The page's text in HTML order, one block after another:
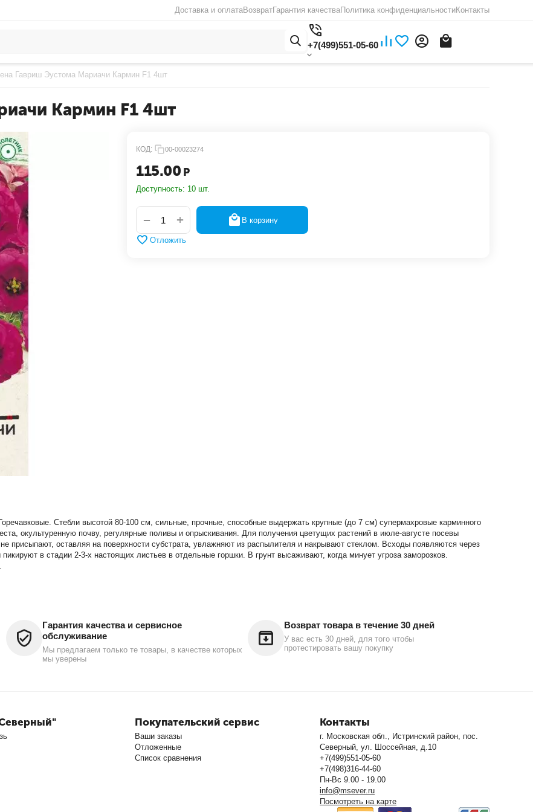
Доставка и оплатаВозвратГарантия качестваПолитика конфиденциальностиКонтакты
+7(499)551-05-60
Гавриш Эустома Мариачи Кармин F1 4шт
Кармин F1 4шт
КОД: 00-00023274
115.00 Р
Доступность: 10 шт.
+
− В корзину
Отложить
Стебли высотой 80-100 см, сильные, прочные, способные выдержать крупные (до 7 см) супермахровые карминного
окультуренную почву, регулярные поливы и опрыскивания. Для получения цветущих растений в июле-августе посевы
присыпают, оставляя на поверхности субстрата, увлажняют из распылителя и накрывают стеклом. Всходы появляются через
в стадии 2-3-х настоящих листьев в отдельные горшки. В грунт высаживают, когда минует угроза заморозков.
Гарантия качества и сервисное
обслуживание
Мы предлагаем только те товары, в качестве которых
мы уверены
Возврат товара в течение 30 дней
У вас есть 30 дней, для того чтобы
протестировать вашу покупку
Покупательский сервис
Ваши заказы
Отложенные
Список сравнения
Контакты
г. Московская обл., Истринский район, пос.
Северный, ул. Шоссейная, д.10
+7(499)551-05-60
+7(498)316-44-60
Пн-Вс 9.00 - 19.00
info@msever.ru
Посмотреть на карте